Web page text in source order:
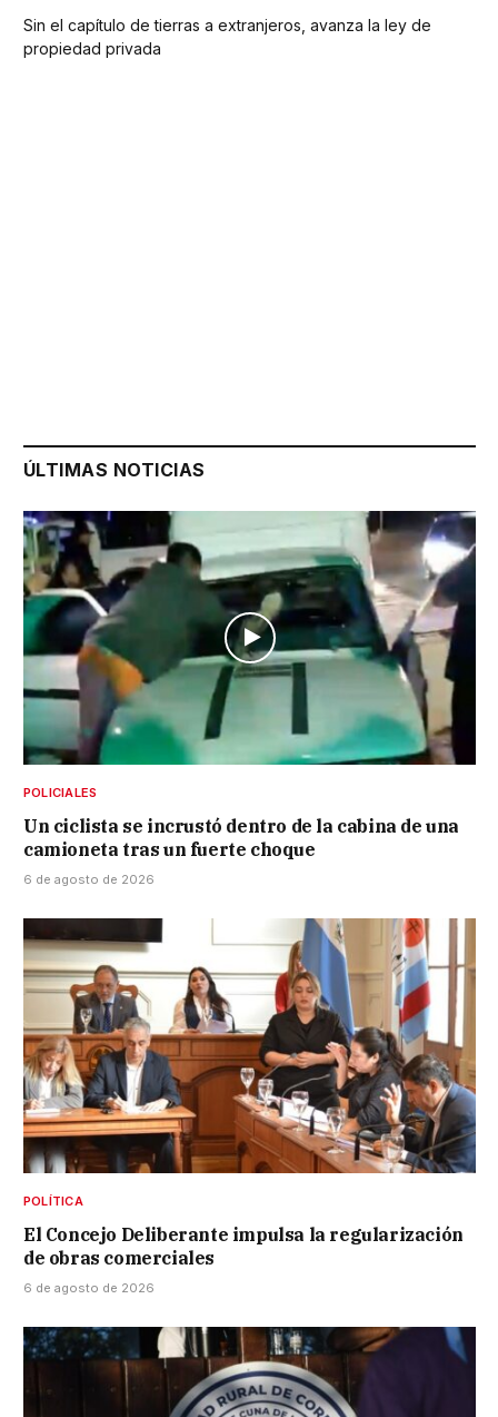
Sin el capítulo de tierras a extranjeros, avanza la ley de
propiedad privada
ÚLTIMAS NOTICIAS
POLICIALES
Un ciclista se incrustó dentro de la cabina de una
camioneta tras un fuerte choque
6 de agosto de 2026
POLÍTICA
El Concejo Deliberante impulsa la regularización
de obras comerciales
6 de agosto de 2026